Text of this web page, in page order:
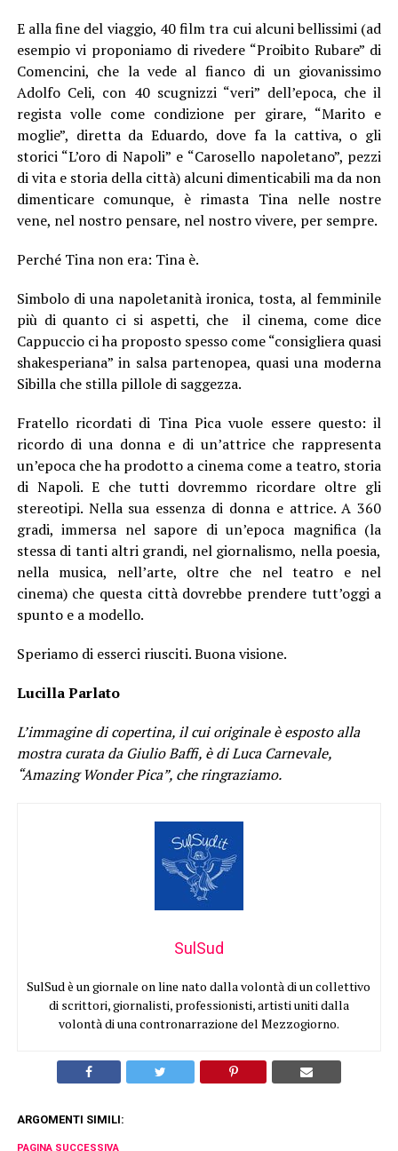
E alla fine del viaggio, 40 film tra cui alcuni bellissimi (ad
esempio vi proponiamo di rivedere “Proibito Rubare” di
Comencini, che la vede al fianco di un giovanissimo
Adolfo Celi, con 40 scugnizzi “veri” dell’epoca, che il
regista volle come condizione per girare, “Marito e
moglie”, diretta da Eduardo, dove fa la cattiva, o gli
storici “L’oro di Napoli” e “Carosello napoletano”, pezzi
di vita e storia della città) alcuni dimenticabili ma da non
dimenticare comunque, è rimasta Tina nelle nostre
vene, nel nostro pensare, nel nostro vivere, per sempre.
Perché Tina non era: Tina è.
Simbolo di una napoletanità ironica, tosta, al femminile
più di quanto ci si aspetti, che il cinema, come dice
Cappuccio ci ha proposto spesso come “consigliera quasi
shakesperiana” in salsa partenopea, quasi una moderna
Sibilla che stilla pillole di saggezza.
Fratello ricordati di Tina Pica vuole essere questo: il
ricordo di una donna e di un’attrice che rappresenta
un’epoca che ha prodotto a cinema come a teatro, storia
di Napoli. E che tutti dovremmo ricordare oltre gli
stereotipi. Nella sua essenza di donna e attrice. A 360
gradi, immersa nel sapore di un’epoca magnifica (la
stessa di tanti altri grandi, nel giornalismo, nella poesia,
nella musica, nell’arte, oltre che nel teatro e nel
cinema) che questa città dovrebbe prendere tutt’oggi a
spunto e a modello.
Speriamo di esserci riusciti. Buona visione.
Lucilla Parlato
L’immagine di copertina, il cui originale è esposto alla
mostra curata da Giulio Baffi, è di Luca Carnevale,
“Amazing Wonder Pica”, che ringraziamo.
SulSud
SulSud è un giornale on line nato dalla volontà di un collettivo
di scrittori, giornalisti, professionisti, artisti uniti dalla
volontà di una contronarrazione del Mezzogiorno.
ARGOMENTI SIMILI:
PAGINA SUCCESSIVA